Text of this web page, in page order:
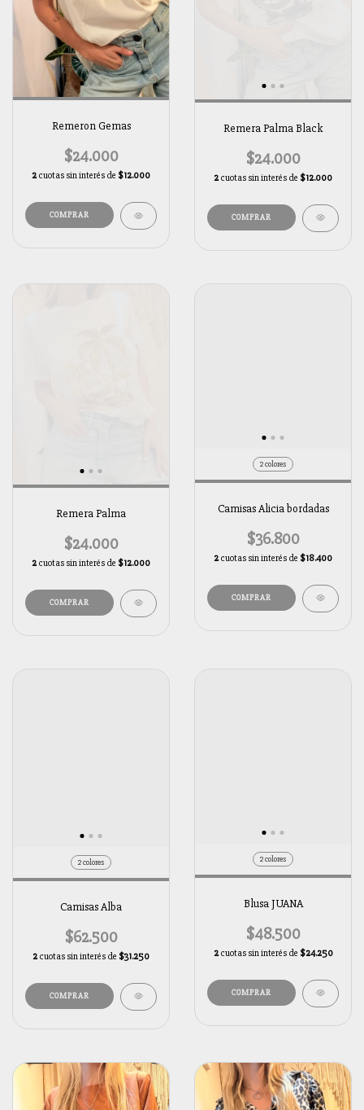
Remeron Gemas
$24.000
2 cuotas sin interés de $12.000
Remera Palma Black
$24.000
2 cuotas sin interés de $12.000
Remera Palma
$24.000
2 cuotas sin interés de $12.000
2 colores
Camisas Alicia bordadas
$36.800
2 cuotas sin interés de $18.400
COMPRAR
2 colores
Camisas Alba
$62.500
2 cuotas sin interés de $31.250
COMPRAR
2 colores
Blusa JUANA
$48.500
2 cuotas sin interés de $24.250
COMPRAR